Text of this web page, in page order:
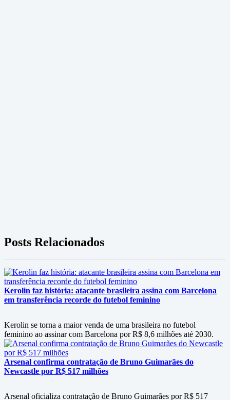
Posts Relacionados
Kerolin faz história: atacante brasileira assina com Barcelona
em transferência recorde do futebol feminino
Kerolin se torna a maior venda de uma brasileira no futebol
feminino ao assinar com Barcelona por R$ 8,6 milhões até 2030.
Arsenal confirma contratação de Bruno Guimarães do
Newcastle por R$ 517 milhões
Arsenal oficializa contratação de Bruno Guimarães por R$ 517